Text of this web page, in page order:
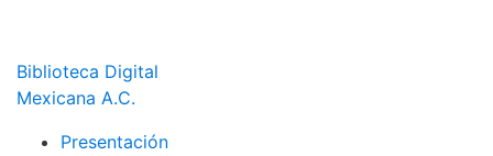
Biblioteca Digital
Mexicana A.C.
Presentación